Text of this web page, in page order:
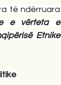
të ndërruara
e vërteta e
Etnike